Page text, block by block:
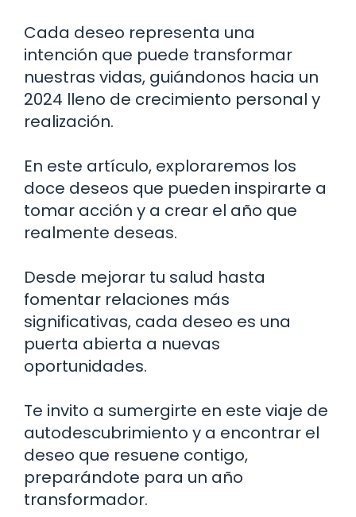
Cada deseo representa una
intención que puede transformar
nuestras vidas, guiándonos hacia un
2024 lleno de crecimiento personal y
realización.
En este artículo, exploraremos los
doce deseos que pueden inspirarte a
tomar acción y a crear el año que
realmente deseas.
Desde mejorar tu salud hasta
fomentar relaciones más
significativas, cada deseo es una
puerta abierta a nuevas
oportunidades.
Te invito a sumergirte en este viaje de
autodescubrimiento y a encontrar el
deseo que resuene contigo,
preparándote para un año
transformador.